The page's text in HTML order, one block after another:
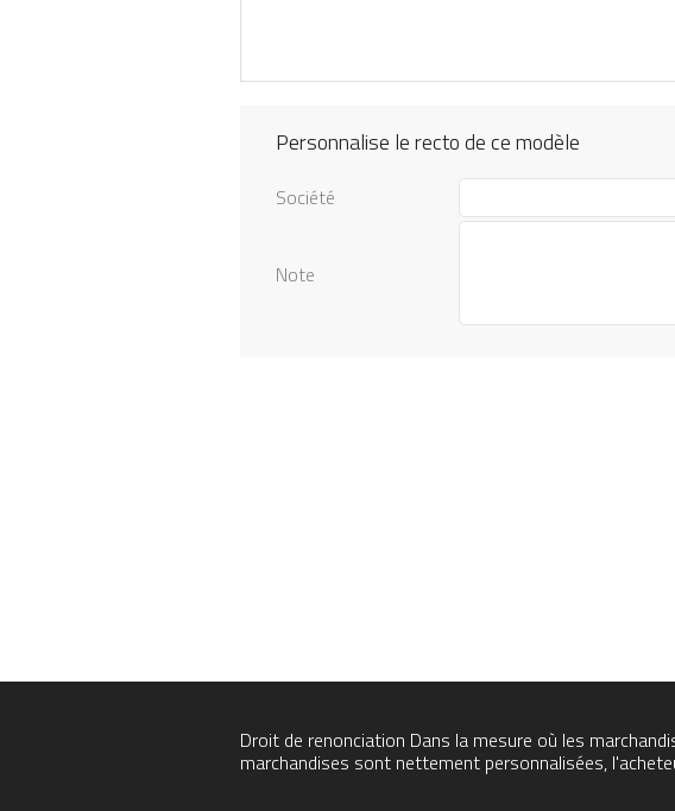
Personnalise le recto de ce modèle
Société
Note
Droit de renonciation Dans la mesure où les
marchandises sont nettement personnalisées,